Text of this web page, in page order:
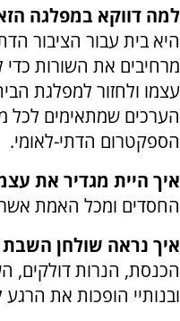
למה דווקא במפלגה
היא בית עבור הציבור
מרחיבים את השורות
עצמו ולחזור למפלגת
הערכים שמתאימים לכל
הספקטרום הדתי-לאומי.
איך היית מגדיר את
החסדים ומכל האמת
איך נראה שולחן
הכנסת, הנרות דולקים,
ובנותיי הופכות את